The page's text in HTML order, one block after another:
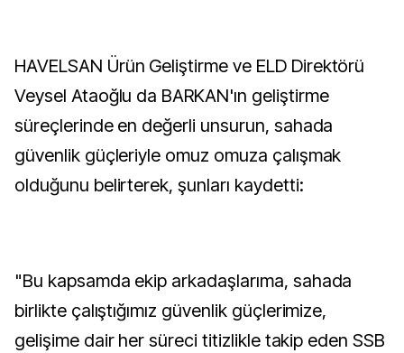
HAVELSAN Ürün Geliştirme ve ELD Direktörü
Veysel Ataoğlu da BARKAN'ın geliştirme
süreçlerinde en değerli unsurun, sahada
güvenlik güçleriyle omuz omuza çalışmak
olduğunu belirterek, şunları kaydetti:
"Bu kapsamda ekip arkadaşlarıma, sahada
birlikte çalıştığımız güvenlik güçlerimize,
gelişime dair her süreci titizlikle takip eden SSB